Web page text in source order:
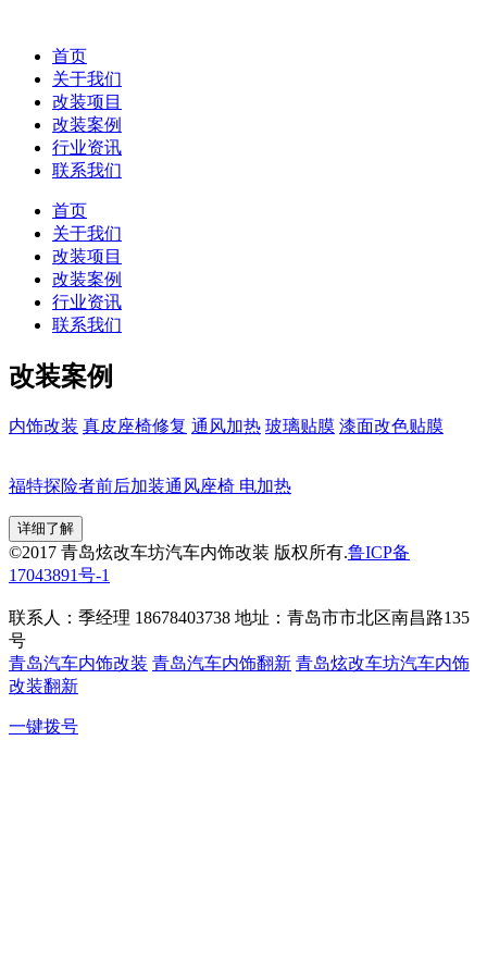
首页
关于我们
改装项目
改装案例
行业资讯
联系我们
首页
关于我们
改装项目
改装案例
行业资讯
联系我们
改装案例
内饰改装 真皮座椅修复 通风加热 玻璃贴膜 漆面改色贴膜
福特探险者前后加装通风座椅 电加热
详细了解
©2017 青岛炫改车坊汽车内饰改装 版权所有.鲁ICP备
17043891号-1
联系人：季经理 18678403738 地址：青岛市市北区南昌路135
号
青岛汽车内饰改装 青岛汽车内饰翻新 青岛炫改车坊汽车内饰
改装翻新
一键拨号